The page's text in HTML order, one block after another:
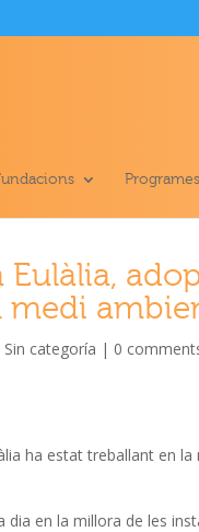
Programes
Eulàlia,
medi
Sin categoría | 0
ha estat treballant en
en la millora de les